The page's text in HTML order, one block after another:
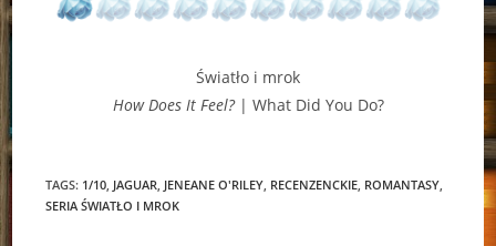
Światło i mrok
How Does It Feel?| What Did You Do?
TAGS: 1/10 JAGUAR JENEANE O'RILEY RECENZENCKIE ROMANTASY
SERIA ŚWIATŁO I MROK